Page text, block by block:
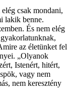
csak mondani,
lakik benne.
És nem elég
az életünket fel
„Olyanok
Istenért, hitért,
vagy nem
nem keresztény